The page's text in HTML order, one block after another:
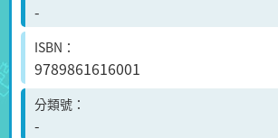
-
ISBN
9789861616001
分類號
-